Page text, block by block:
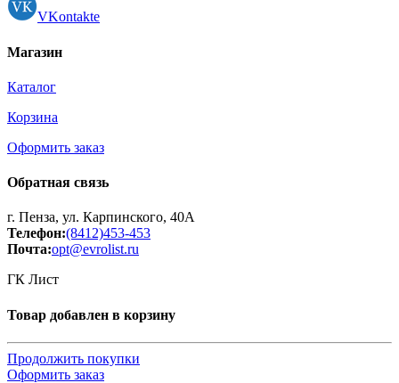
VKontakte
Магазин
Каталог
Корзина
Оформить заказ
Обратная связь
г. Пенза, ул. Карпинского, 40А
Телефон:(8412)453-453
Почта:opt@evrolist.ru
ГК Лист
Товар добавлен в корзину
Продолжить покупки
Оформить заказ